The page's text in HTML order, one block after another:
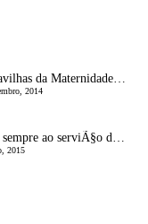
As Maravilhas da Maternidade | Em directo do pediÃ¡trico
2014
2015